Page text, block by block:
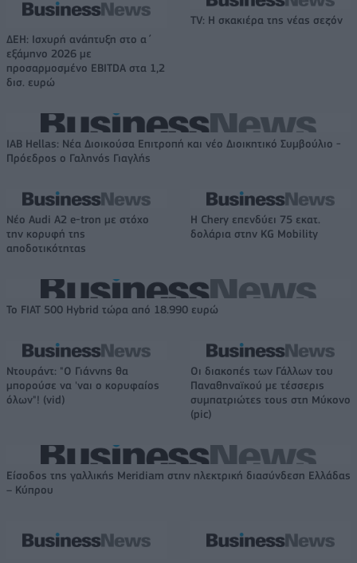
ΔΕΗ: Ισχυρή ανάπτυξη στο α΄
εξάμηνο 2026 με
προσαρμοσμένο EBITDA στα 1,2
δισ. ευρώ
TV: Η σκακιέρα της νέας σεζόν
IAB Hellas: Νέα Διοικούσα Επιτροπή και νέο Διοικητικό Συμβούλιο -
Πρόεδρος ο Γαληνός Γιαγλής
Νέο Audi A2 e-tron με στόχο
την κορυφή της
αποδοτικότητας
Η Chery επενδύει 75 εκατ.
δολάρια στην KG Mobility
Το FIAT 500 Hybrid τώρα από 18.990 ευρώ
Ντουράντ: "Ο Γιάννης θα
μπορούσε να 'ναι ο κορυφαίος
όλων"! (vid)
Οι διακοπές των Γάλλων του
Παναθηναϊκού με τέσσερις
συμπατριώτες τους στη Μύκονο
(pic)
Είσοδος της γαλλικής Meridiam στην ηλεκτρική διασύνδεση Ελλάδας
– Κύπρου